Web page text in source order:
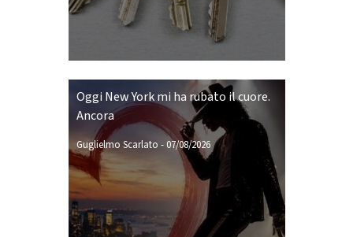
Oggi New York mi ha rubato il cuore.
Ancora
Guglielmo Scarlato -07/08/2026